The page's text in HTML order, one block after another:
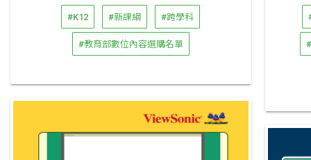
#K12 #新課綱 #跨學科
#教育部數位內容選購名單